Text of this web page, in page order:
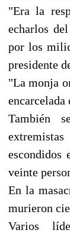
"Era la
echarlos
por los
presidente
"La monja
encarcelada
También
escondidos
veinte
En la
murieron
Varios